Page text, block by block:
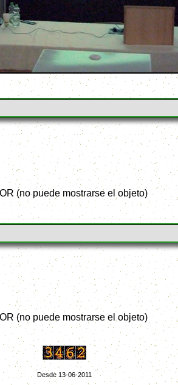
(no puede mostrarse el objeto)
(no puede mostrarse el objeto)
Desde 13-06-2011